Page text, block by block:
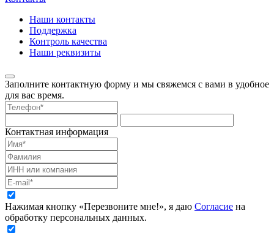
Наши контакты
Поддержка
Контроль качества
Наши реквизиты
Заполните контактную форму и мы свяжемся с вами в удобное
для вас время.
Контактная информация
Нажимая кнопку «Перезвоните мне!», я даю Согласие на
обработку персональных данных.